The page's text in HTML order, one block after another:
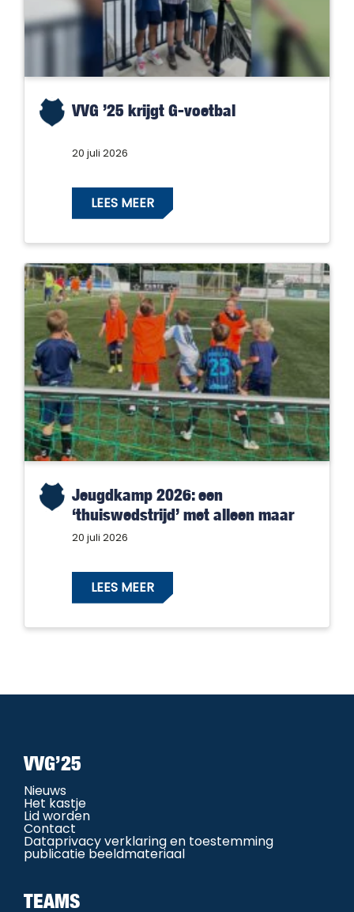
VVG ’25 krijgt G-voetbal
20 juli 2026
LEES MEER
Jeugdkamp 2026: een
‘thuiswedstrijd’ met alleen maar
winnaars!
20 juli 2026
LEES MEER
VVG’25
Nieuws
Het kastje
Lid worden
Contact
Dataprivacy verklaring en toestemming
publicatie beeldmateriaal
TEAMS